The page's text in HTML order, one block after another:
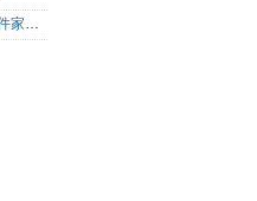
电商平台前员工利用系统漏洞，0元购3000多件家电！